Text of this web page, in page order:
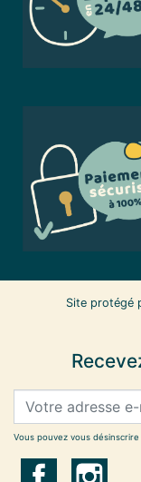
Site protégé
Vous pouvez vous désinscrire